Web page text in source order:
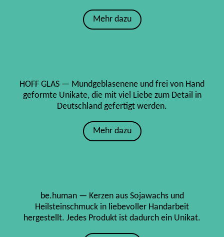
Mehr dazu
HOFF GLAS — Mundgeblasenene und frei von Hand
geformte Unikate, die mit viel Liebe zum Detail in
Deutschland gefertigt werden.
Mehr dazu
be.human — Kerzen aus Sojawachs und
Heilsteinschmuck in liebevoller Handarbeit
hergestellt. Jedes Produkt ist dadurch ein Unikat.